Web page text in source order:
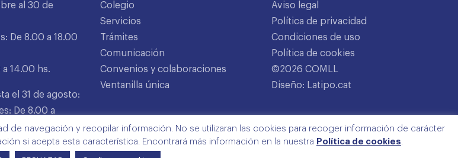
al 30 de
De 8.00 a 18.00
14.00 hs.
el 31 de agosto:
De 8.00 a
Colegio
Servicios
Trámites
Comunicación
Convenios y colaboraciones
Ventanilla única
Aviso legal
Política de privacidad
Condiciones de uso
Política de cookies
©2026 COMLL
Diseño: Latipo.cat
de navegación y recopilar información. No se utilizaran las cookies para recoger información de carácter
si acepta esta característica. Encontrará más información en la nuestra Política de cookies.